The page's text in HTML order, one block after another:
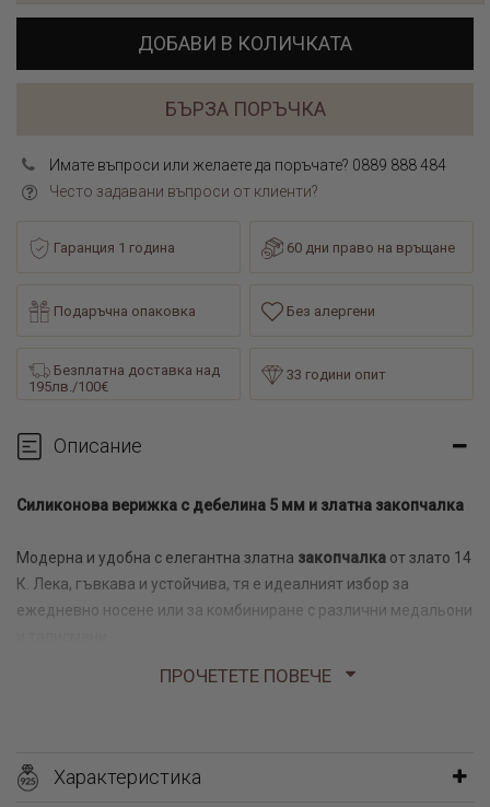
ДОБАВИ В КОЛИЧКАТА
БЪРЗА ПОРЪЧКА
Имате въпроси или желаете да поръчате? 0889 888 484
Често задавани въпроси от клиенти?
Гаранция 1 година 60 дни право на връщане
Подаръчна опаковка Без алергени
Безплатна доставка над
195лв./100€
33 години опит
Описание
Силиконова верижка с дебелина 5 мм и златна закопчалка
Модерна и удобна с елегантна златна закопчалка от злато 14
К. Лека, гъвкава и устойчива, тя е идеалният избор за
ежедневно носене или за комбиниране с различни медальони
✔ Перфектно се съчетава със сребърни елементи
ПРОЧЕТЕТЕ ПОВЕЧЕ
Характеристика